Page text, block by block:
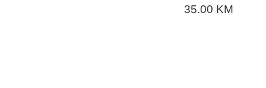
35.00 KM